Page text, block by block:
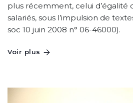
plus récemment, celui
salariés, sous l’impulsion de
soc 10 juin 2008 n° 06-46000).
Voir plus